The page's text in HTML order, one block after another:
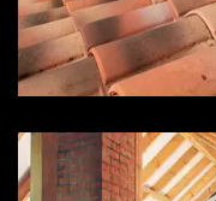
Devis
Savoie